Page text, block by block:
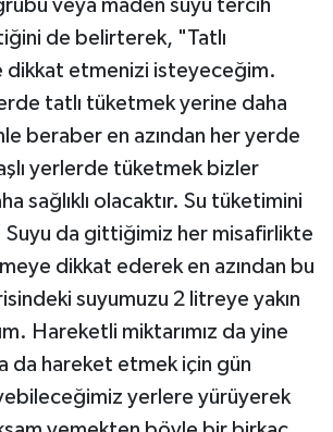
veya maden suyu tercih
de belirterek, "Tatlı
dikkat etmenizi isteyeceğim.
tatlı tüketmek yerine daha
beraber en azından her yerde
yerlerde tüketmek bizler
sağlıklı olacaktır. Su tüketimini
Suyu da gittiğimiz her misafirlikte
dikkat ederek en azından bu
suyumuzu 2 litreye yakın
Hareketli miktarımız da yine
da hareket etmek için gün
yerlere yürüyerek